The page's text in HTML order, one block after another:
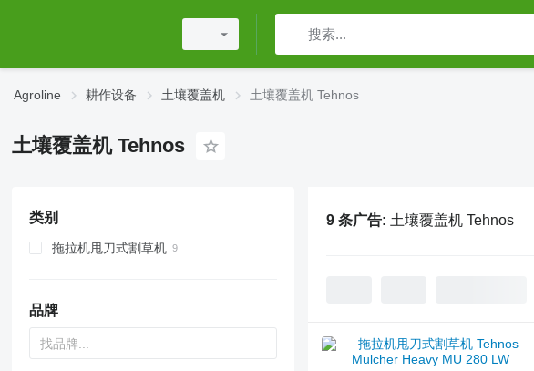
Agroline 耕作设备 土壤覆盖机 土壤覆盖机 Tehnos
土壤覆盖机 Tehnos
类别
拖拉机甩刀式割草机
品牌
9 条广告: 土壤覆盖机 Tehnos